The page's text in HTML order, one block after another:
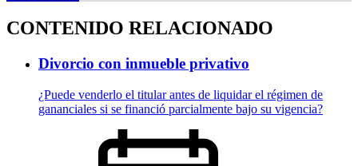
CONTENIDO RELACIONADO
Divorcio con inmueble privativo
¿Puede venderlo el titular antes de liquidar el régimen de
gananciales si se financió parcialmente bajo su vigencia?